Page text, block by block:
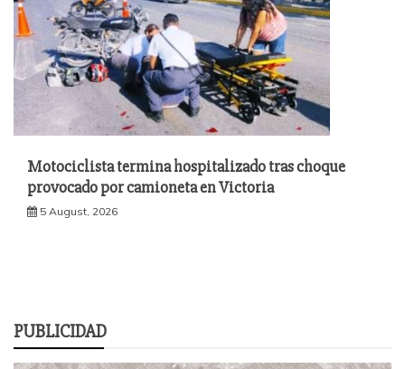
Motociclista termina hospitalizado tras choque
provocado por camioneta en Victoria
5 August, 2026
PUBLICIDAD